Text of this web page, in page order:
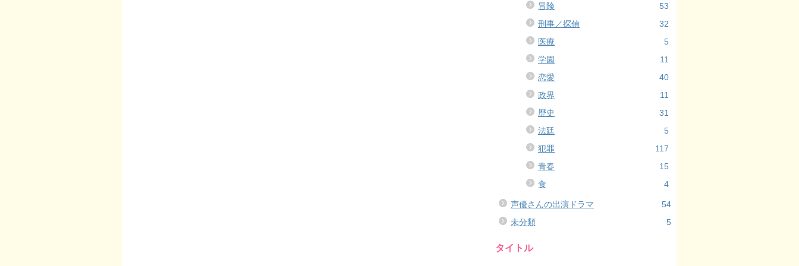
冒険
53
刑事／探偵
32
医療
5
学園
11
恋愛
40
政界
11
歴史
31
法廷
5
犯罪
117
青春
15
食
4
声優さんの出演ドラマ
54
未分類
5
タイトル